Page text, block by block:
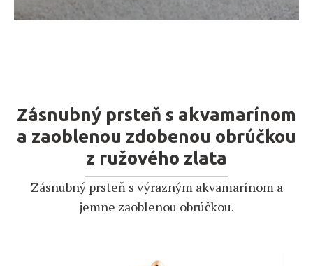
Zásnubný prsteň s akvamarínom
a zaoblenou zdobenou obrúčkou
z ružového zlata
Zásnubný prsteň s výrazným akvamarínom a
jemne zaoblenou obrúčkou.